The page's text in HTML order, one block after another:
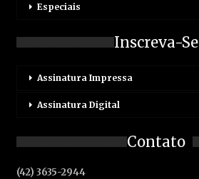
Especiais
Inscreva-Se
Assinatura Impressa
Assinatura Digital
Contato
(42) 3635-2944